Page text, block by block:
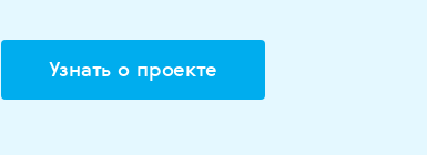
Узнать о проекте